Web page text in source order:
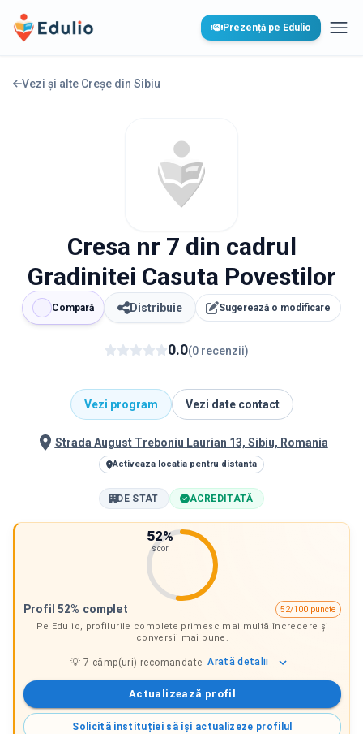
Edulio Prezență pe Edulio
Vezi și alte Creșe din Sibiu
Cresa nr 7 din cadrul
Gradinitei Casuta Povestilor
Compară Distribuie Sugerează o modificare
0.0(0 recenzii)
Vezi program Vezi date contact
Strada August Treboniu Laurian 13, Sibiu, Romania
Activeaza locatia pentru distanta
DE STAT ACREDITATĂ
52%
scor
Profil 52% complet
52/100 puncte
Pe Edulio, profilurile complete primesc mai multă încredere și
conversii mai bune.
💡7 câmp(uri) recomandate Arată detalii
Actualizează profil
Solicită instituției să își actualizeze profilul